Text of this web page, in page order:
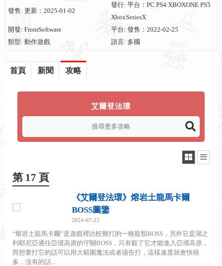
發售: 更新：2025-01-02
發行: 平台：PC PS4 XBOXONE PS5
XboxSeriesX
開發: FromSoftware
平台: 發售：2022-02-25
類型: 動作遊戲
語言: 多國
首頁 新聞 攻略
艾爾登法環
第 17 頁
《艾爾登法環》熔岩土龍馬卡爾
BOSS圖鑒
2024-07-22
“熔岩土龍馬卡爾”是遊戲裡比較難打的一種龍類BOSS，另外它是湖之
利耶尼亞通往亞壇高原的守關BOSS，只有殺了它才能進入亞壇高原，
而想要打它的話可以用大範圍魔法或者禱告打，這樣速度就會快很
多，沒有的話...